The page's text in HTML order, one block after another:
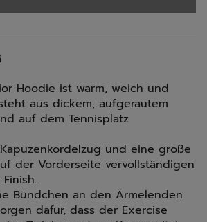
Hoodie ist warm, weich und
aus dickem, aufgerautem
auf dem Tennisplatz
und eine große
der Vorderseite vervollständigen
Bündchen an den Ärmelenden
dafür, dass der Exercise